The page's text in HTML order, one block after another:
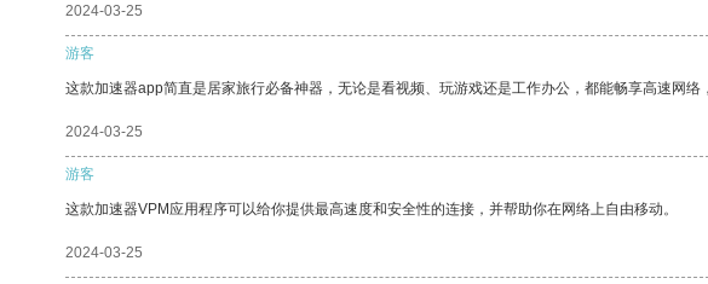
2024-03-25
游客
这款加速器app简直是居家旅行必备神器，无论是看视频、玩游戏还是工作办公，都能畅享高速网
2024-03-25
游客
这款加速器VPM应用程序可以给你提供最高速度和安全性的连接，并帮助你在网络上自由移动。
2024-03-25